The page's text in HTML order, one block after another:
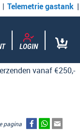
Telemetrie gastank
LOGIN
vanaf €250,-
pagina